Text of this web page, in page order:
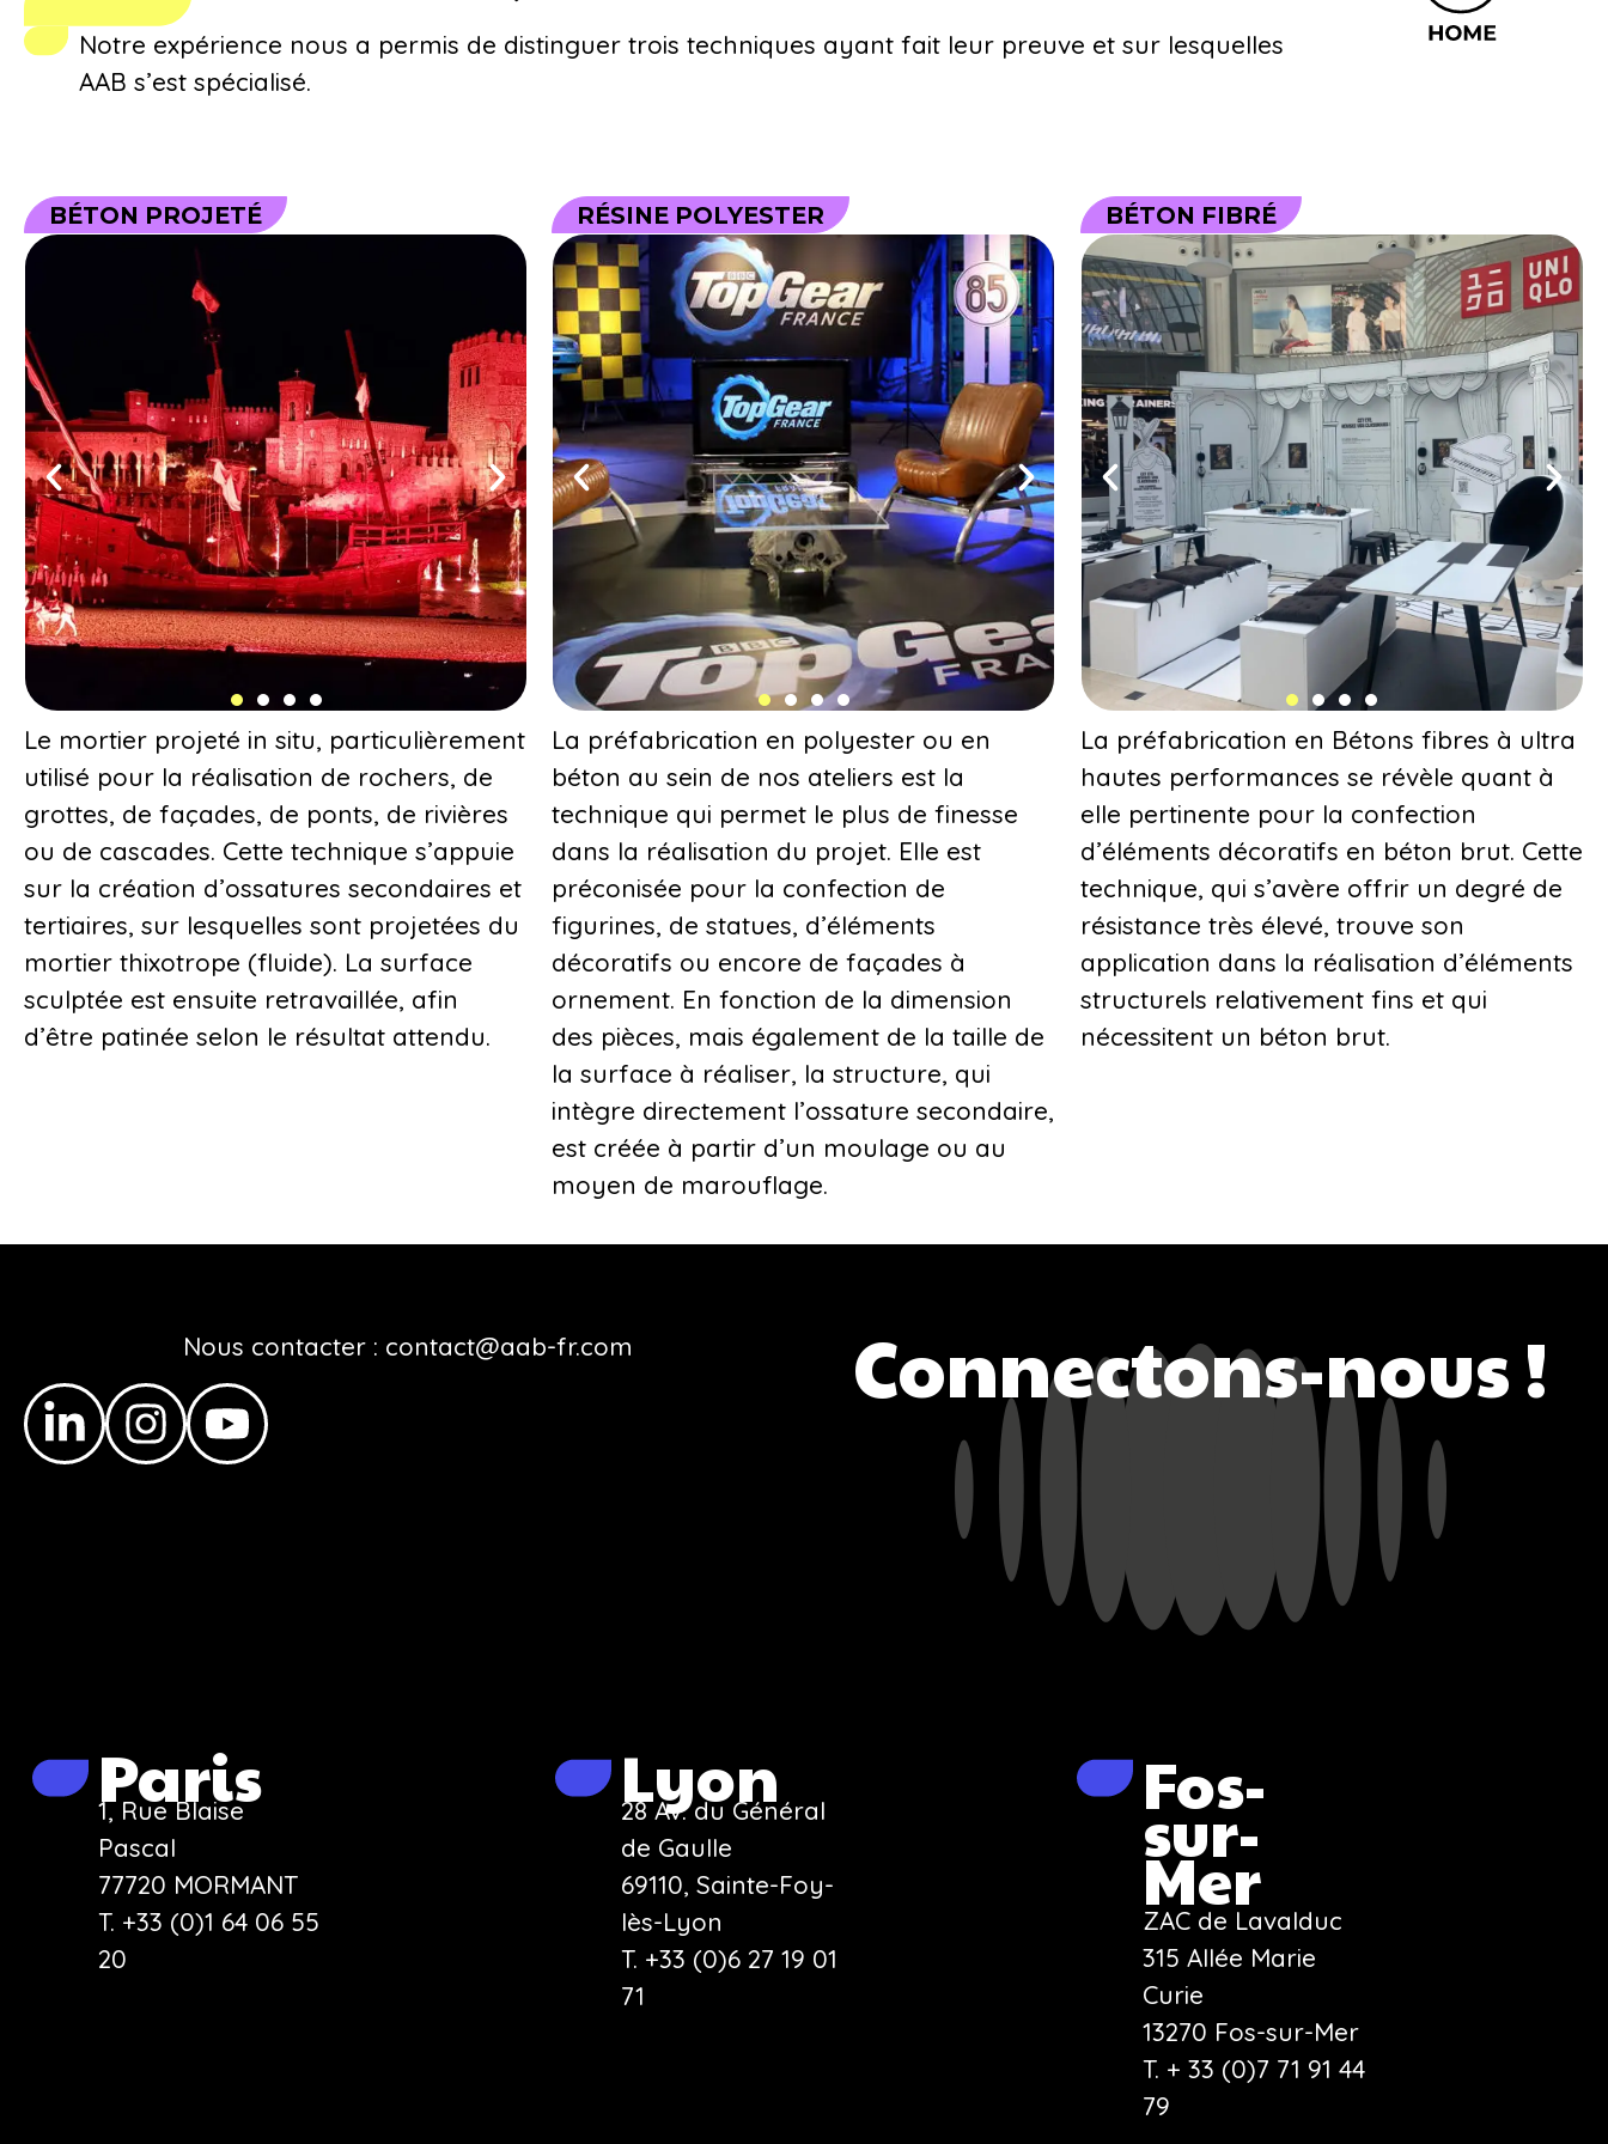
Notre expérience nous a permis de distinguer trois techniques ayant fait leur preuve et sur lesquelles
AAB s’est spécialisé.
BÉTON PROJETÉ
Le mortier projeté in situ, particulièrement
utilisé pour la réalisation de rochers, de
grottes, de façades, de ponts, de rivières
ou de cascades. Cette technique s’appuie
sur la création d’ossatures secondaires et
tertiaires, sur lesquelles sont projetées du
mortier thixotrope (fluide). La surface
sculptée est ensuite retravaillée, afin
d’être patinée selon le résultat attendu.
RÉSINE POLYESTER
La préfabrication en polyester ou en
béton au sein de nos ateliers est la
technique qui permet le plus de finesse
dans la réalisation du projet. Elle est
préconisée pour la confection de
figurines, de statues, d’éléments
décoratifs ou encore de façades à
ornement. En fonction de la dimension
des pièces, mais également de la taille de
la surface à réaliser, la structure, qui
intègre directement l’ossature secondaire,
est créée à partir d’un moulage ou au
moyen de marouflage.
BÉTON FIBRÉ
La préfabrication en Bétons fibres à ultra
hautes performances se révèle quant à
elle pertinente pour la confection
d’éléments décoratifs en béton brut. Cette
technique, qui s’avère offrir un degré de
résistance très élevé, trouve son
application dans la réalisation d’éléments
structurels relativement fins et qui
nécessitent un béton brut.
Nous contacter : contact@aab-fr.com Connectons-nous !
Paris
1, Rue Blaise
Pascal
77720 MORMANT
T. +33 (0)1 64 06 55
20
Lyon
28 Av. du Général
de Gaulle
69110, Sainte-Foy-
lès-Lyon
T. +33 (0)6 27 19 01
71
Fos-
sur-
Mer
ZAC de Lavalduc
315 Allée Marie
Curie
13270 Fos-sur-Mer
T. + 33 (0)7 71 91 44
79